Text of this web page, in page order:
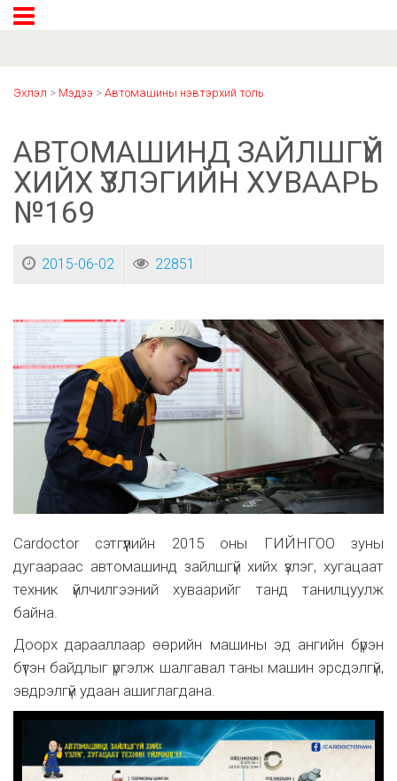
Эхлэл > Мэдээ > Автомашины нэвтэрхий толь
АВТОМАШИНД ЗАЙЛШГҮЙ
ХИЙХ ҮЗЛЭГИЙН ХУВААРЬ
№169
2015-06-02 22851
Cardoctor сэтгүүлийн 2015 оны ГИЙНГОО зуны
дугаараас автомашинд зайлшгүй хийх үзлэг, хугацаат
техник үйлчилгээний хуваарийг танд танилцуулж
байна.
Доорх дарааллаар өөрийн машины эд ангийн бүрэн
бүтэн байдлыг үргэлж шалгавал таны машин эрсдэлгүй,
эвдрэлгүй удаан ашиглагдана.